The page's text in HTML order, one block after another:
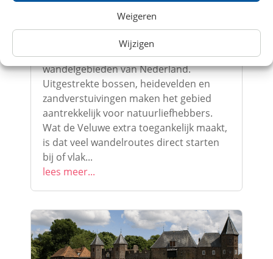
Weigeren
Wijzigen
De Veluwe is een van de populairste
wandelgebieden van Nederland.
Uitgestrekte bossen, heidevelden en
zandverstuivingen maken het gebied
aantrekkelijk voor natuurliefhebbers.
Wat de Veluwe extra toegankelijk maakt,
is dat veel wandelroutes direct starten
bij of vlak...
lees meer...